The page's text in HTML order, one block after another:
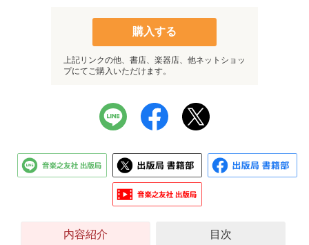
購入する
上記リンクの他、書店、楽器店、他ネットショッ
プにてご購入いただけます。
内容紹介 目次